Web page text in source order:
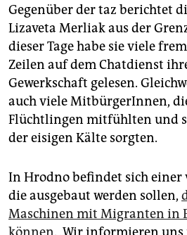
Gegenüber der taz berichtet
Lizaveta Merliak aus der
dieser Tage habe sie viele
Zeilen auf dem Chatdienst
Gewerkschaft gelesen.
auch viele MitbürgerInnen,
Flüchtlingen mitfühlten und
der eisigen Kälte sorgten.
In Hrodno befindet sich einer
die ausgebaut werden sollen,
Maschinen mit Migranten in